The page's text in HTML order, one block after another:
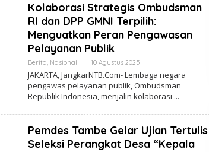
Kolaborasi Strategis Ombudsman
RI dan DPP GMNI Terpilih:
Menguatkan Peran Pengawasan
Pelayanan Publik
Berita, Nasional 10 Agustus 2025Oleh
NTB
JAKARTA, JangkarNTB.Com- Lembaga negara
pengawas pelayanan publik, Ombudsman
Republik Indonesia, menjalin kolaborasi
Pemdes Tambe Gelar Ujian Tertulis
Seleksi Perangkat Desa “Kepala